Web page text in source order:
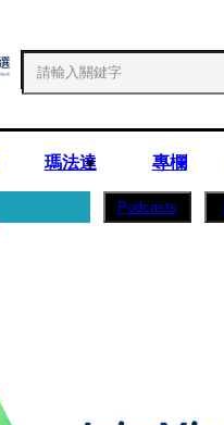
瑪法達 專欄
Podcasts